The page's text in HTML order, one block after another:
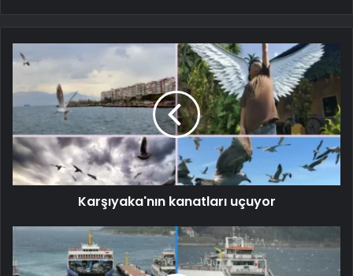
Karşıyaka'nın kanatları uçuyor